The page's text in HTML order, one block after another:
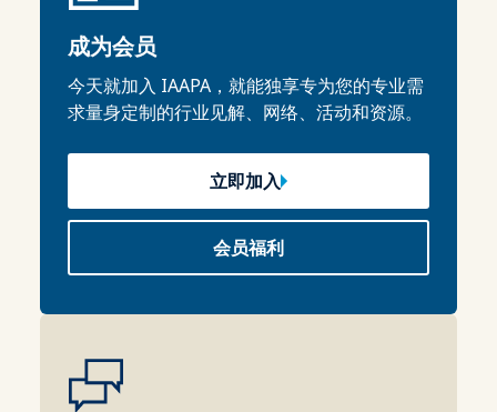
成为会员
今天就加入 IAAPA，就能独享专为您的专业需
求量身定制的行业见解、网络、活动和资源。
立即加入
会员福利